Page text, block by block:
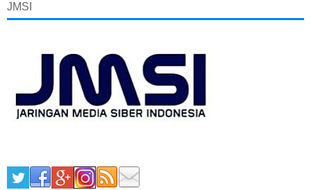
JMSI